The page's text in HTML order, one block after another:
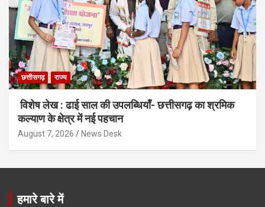
छत्तीसगढ़ राज्य
विशेष लेख : ढाई साल की उपलब्धियाँ- छत्तीसगढ़ का श्रमिक
कल्याण के क्षेत्र में नई पहचान
August 7, 2026 News Desk
हमारे बारे में